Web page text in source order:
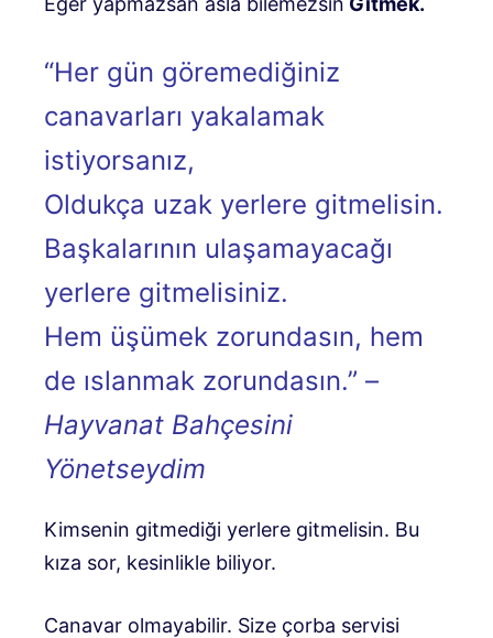
“Her gün göremediğiniz
canavarları yakalamak
istiyorsanız,
Oldukça uzak yerlere gitmelisin.
Başkalarının ulaşamayacağı
yerlere gitmelisiniz.
Hem üşümek zorundasın, hem
de ıslanmak zorundasın.” –
Hayvanat Bahçesini
Yönetseydim
Kimsenin gitmediği yerlere gitmelisin. Bu
kıza sor, kesinlikle biliyor.
Canavar olmayabilir. Size çorba servisi